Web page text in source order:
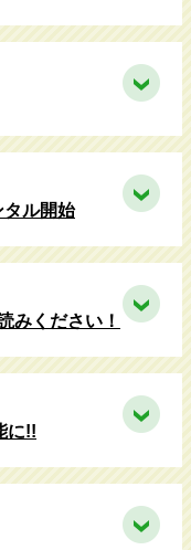
ル開始
みください！
に!!